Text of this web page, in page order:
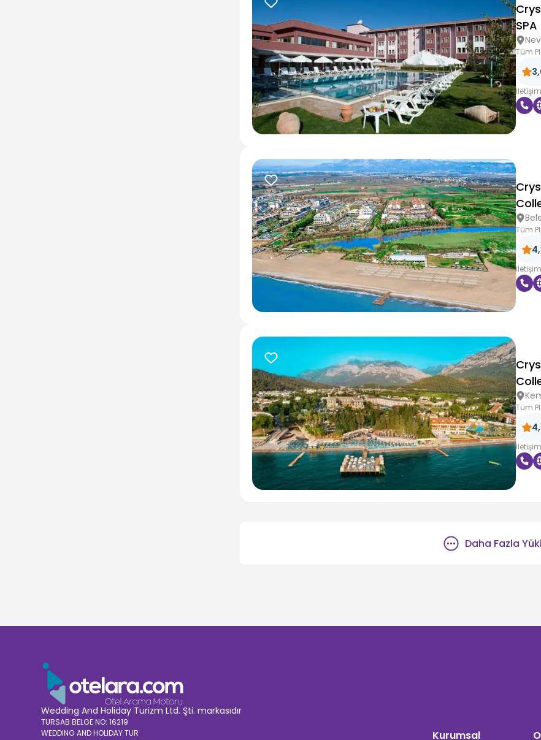
SPA
Tüm
Tüm
Tüm
Daha Fazla
Wedding And Holiday Turizm Ltd. Şti. markasıdır
TURSAB BELGE NO: 16219
WEDDING AND HOLIDAY TUR
Kurumsal